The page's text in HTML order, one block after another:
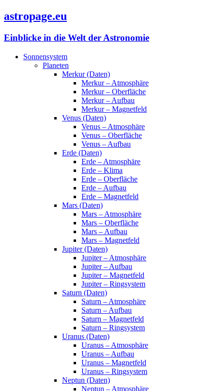
astropage.eu
Einblicke in die Welt der Astronomie
Sonnensystem
Planeten
Merkur (Daten)
Merkur – Atmosphäre
Merkur – Oberfläche
Merkur – Aufbau
Merkur – Magnetfeld
Venus (Daten)
Venus – Atmosphäre
Venus – Oberfläche
Venus – Aufbau
Erde (Daten)
Erde – Atmosphäre
Erde – Klima
Erde – Oberfläche
Erde – Aufbau
Erde – Magnetfeld
Mars (Daten)
Mars – Atmosphäre
Mars – Oberfläche
Mars – Aufbau
Mars – Magnetfeld
Jupiter (Daten)
Jupiter – Atmosphäre
Jupiter – Aufbau
Jupiter – Magnetfeld
Jupiter – Ringsystem
Saturn (Daten)
Saturn – Atmosphäre
Saturn – Aufbau
Saturn – Magnetfeld
Saturn – Ringsystem
Uranus (Daten)
Uranus – Atmosphäre
Uranus – Aufbau
Uranus – Magnetfeld
Uranus – Ringsystem
Neptun (Daten)
Neptun – Atmosphäre